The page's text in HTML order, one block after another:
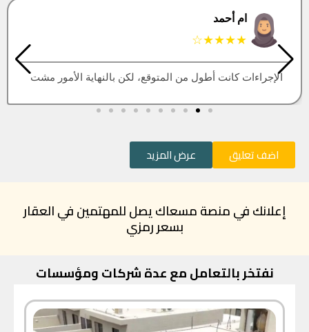
البتول
★★★★★
العقار اللي كنت أبيه طلع مباع، أتمنى التحديث يكون أسرع
اضف تعليق عرض المزيد
إعلانك في منصة مسعاك يصل للمهتمين في العقار
بسعر رمزي
نفتخر بالتعامل مع عدة شركات ومؤسسات